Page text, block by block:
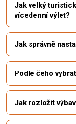
Jak velký
vícedenní výlet?
Jak správně
Podle čeho
Jak rozložit